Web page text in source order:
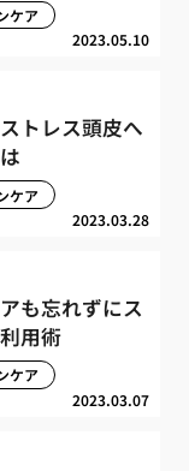
2023.05.10
ケア
トレス頭皮へ
2023.03.28
ケア
も忘れずにス
用術
2023.03.07
ケア